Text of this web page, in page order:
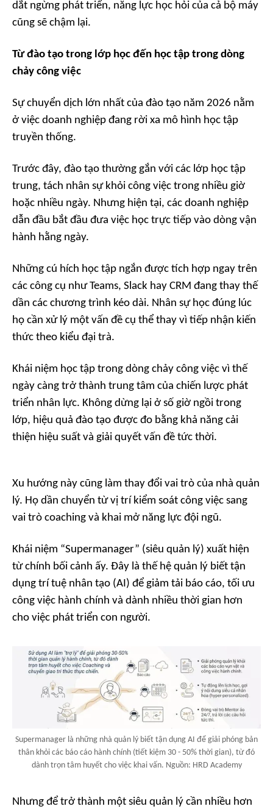
dắt ngừng phát triển, năng lực học hỏi của cả bộ máy
cũng sẽ chậm lại.
Từ đào tạo trong lớp học đến học tập trong dòng
chảy công việc
Sự chuyển dịch lớn nhất của đào tạo năm 2026 nằm
ở việc doanh nghiệp đang rời xa mô hình học tập
truyền thống.
Trước đây, đào tạo thường gắn với các lớp học tập
trung, tách nhân sự khỏi công việc trong nhiều giờ
hoặc nhiều ngày. Nhưng hiện tại, các doanh nghiệp
dẫn đầu bắt đầu đưa việc học trực tiếp vào dòng vận
hành hằng ngày.
Những cú hích học tập ngắn được tích hợp ngay trên
các công cụ như Teams, Slack hay CRM đang thay thế
dần các chương trình kéo dài. Nhân sự học đúng lúc
họ cần xử lý một vấn đề cụ thể thay vì tiếp nhận kiến
thức theo kiểu đại trà.
Khái niệm học tập trong dòng chảy công việc vì thế
ngày càng trở thành trung tâm của chiến lược phát
triển nhân lực. Không dừng lại ở số giờ ngồi trong
lớp, hiệu quả đào tạo được đo bằng khả năng cải
thiện hiệu suất và giải quyết vấn đề tức thời.
Xu hướng này cũng làm thay đổi vai trò của nhà quản
lý. Họ dần chuyển từ vị trí kiểm soát công việc sang
vai trò coaching và khai mở năng lực đội ngũ.
Khái niệm “Supermanager” (siêu quản lý) xuất hiện
từ chính bối cảnh ấy. Đây là thế hệ quản lý biết tận
dụng trí tuệ nhân tạo (AI) để giảm tải báo cáo, tối ưu
công việc hành chính và dành nhiều thời gian hơn
cho việc phát triển con người.
Supermanager là những nhà quản lý biết tận dụng AI để giải phóng bản
thân khỏi các báo cáo hành chính (tiết kiệm 30 - 50% thời gian), từ đó
dành trọn tâm huyết cho việc khai vấn. Nguồn: HRD Academy
Nhưng để trở thành một siêu quản lý cần nhiều hơn